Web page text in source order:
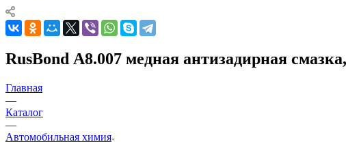
RusBond А8.007 медная антизадирная
Главная
—
Каталог
—
Автомобильная химия